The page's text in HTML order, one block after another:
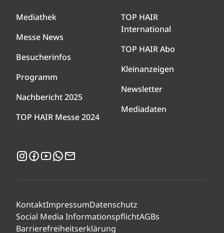
Mediathek
Messe News
Besucherinfos
Programm
Nachbericht 2025
TOP HAIR Messe 2024
TOP HAIR
International
TOP HAIR Abo
Kleinanzeigen
Newsletter
Mediadaten
Instagram
Facebook
YouTubeWhatsApp
KontaktImpressumDatenschutz
Social Media InformationspflichtAGBs
Barrierefreiheitserklärung